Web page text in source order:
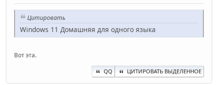
Цитировать
Windows 11 Домашняя для одного языка
Вот эта.
QQ ЦИТИРОВАТЬ ВЫДЕЛЕННОЕ